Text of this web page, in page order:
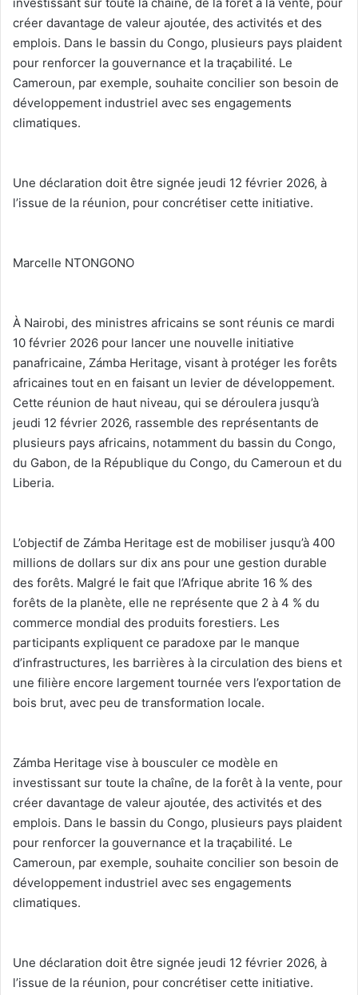
créer davantage de valeur ajoutée, des activités et des
emplois. Dans le bassin du Congo, plusieurs pays plaident
pour renforcer la gouvernance et la traçabilité. Le
Cameroun, par exemple, souhaite concilier son besoin de
développement industriel avec ses engagements
climatiques.
‎Une déclaration doit être signée jeudi 12 février 2026, à
l’issue de la réunion, pour concrétiser cette initiative.
‎Marcelle NTONGONO
‎À Nairobi, des ministres africains se sont réunis ce mardi
10 février 2026 pour lancer une nouvelle initiative
panafricaine, Zámba Heritage, visant à protéger les forêts
africaines tout en en faisant un levier de développement.
Cette réunion de haut niveau, qui se déroulera jusqu’à
jeudi 12 février 2026, rassemble des représentants de
plusieurs pays africains, notamment du bassin du Congo,
du Gabon, de la République du Congo, du Cameroun et du
Liberia.
‎L’objectif de Zámba Heritage est de mobiliser jusqu’à 400
millions de dollars sur dix ans pour une gestion durable
des forêts. Malgré le fait que l’Afrique abrite 16 % des
forêts de la planète, elle ne représente que 2 à 4 % du
commerce mondial des produits forestiers. Les
participants expliquent ce paradoxe par le manque
d’infrastructures, les barrières à la circulation des biens et
une filière encore largement tournée vers l’exportation de
bois brut, avec peu de transformation locale.
‎Zámba Heritage vise à bousculer ce modèle en
investissant sur toute la chaîne, de la forêt à la vente, pour
créer davantage de valeur ajoutée, des activités et des
emplois. Dans le bassin du Congo, plusieurs pays plaident
pour renforcer la gouvernance et la traçabilité. Le
Cameroun, par exemple, souhaite concilier son besoin de
développement industriel avec ses engagements
climatiques.
‎Une déclaration doit être signée jeudi 12 février 2026, à
l’issue de la réunion, pour concrétiser cette initiative.